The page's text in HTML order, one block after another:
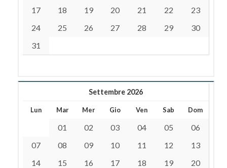
17
18 19 20 21 22
23
24
25 26 27 28 29
30
31
Settembre 2026
Lun Mar Mer Gio Ven Sab Dom
01 02 03 04 05
06
07
08 09 10 11 12
13
14
15 16 17 18 19
20